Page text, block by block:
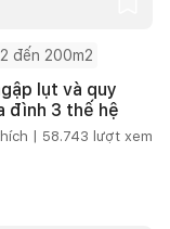
đến 200m2
lụt và quy
đình 3 thế hệ
| 58.743 lượt xem